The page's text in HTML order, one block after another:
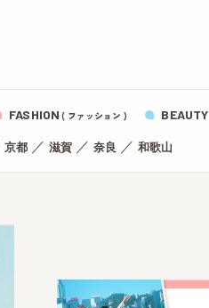
FASHION ( ファッション ) BEAUTY
京都／ 滋賀／ 奈良 ／ 和歌山